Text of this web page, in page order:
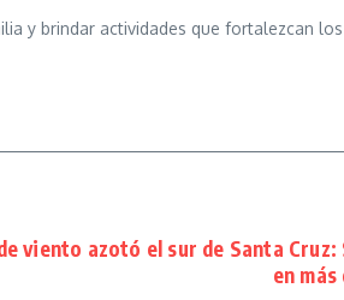
y brindar actividades que fortalezcan
viento azotó el sur de Santa Cruz:
en